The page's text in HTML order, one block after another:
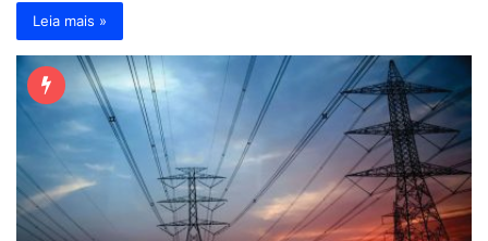
Leia mais »